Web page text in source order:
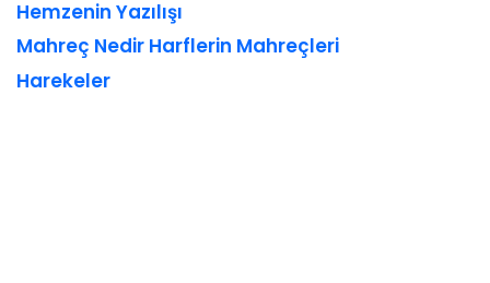
Hemzenin Yazılışı
Mahreç Nedir Harflerin Mahreçleri
Harekeler